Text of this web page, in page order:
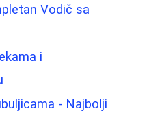
Vodič sa
i
- Najbolji